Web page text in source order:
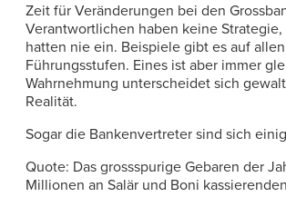
Zeit für Veränderungen bei den
Verantwortlichen haben keine Strategie,
hatten nie ein. Beispiele gibt es auf allen
Führungsstufen. Eines ist aber immer
Wahrnehmung unterscheidet sich
Realität.
Sogar die Bankenvertreter sind sich
Quote: Das grossspurige Gebaren der
Millionen an Salär und Boni